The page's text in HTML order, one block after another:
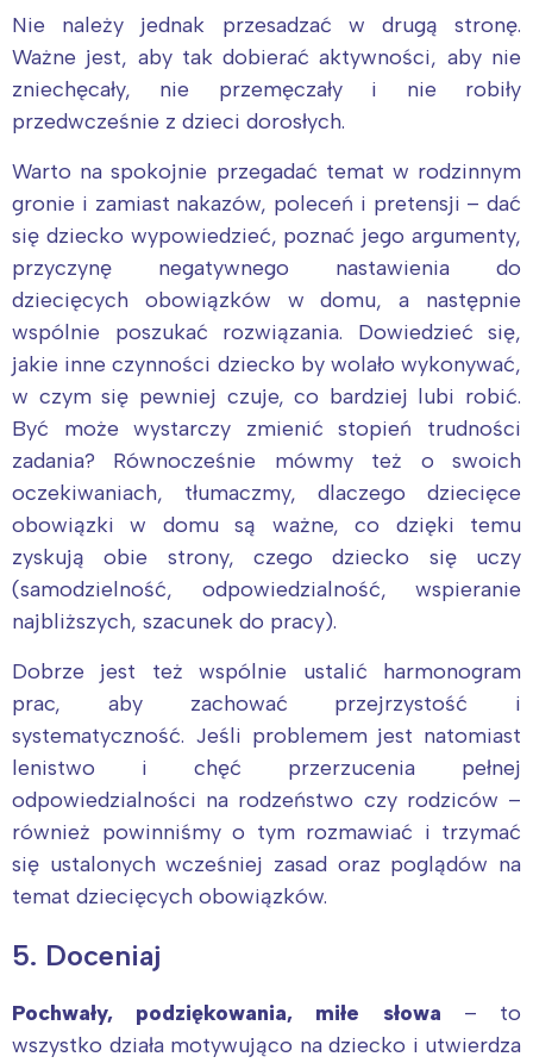
Nie należy jednak przesadzać w drugą stronę.
Ważne jest, aby tak dobierać aktywności, aby nie
zniechęcały, nie przemęczały i nie robiły
przedwcześnie z dzieci dorosłych.
Warto na spokojnie przegadać temat w rodzinnym
gronie i zamiast nakazów, poleceń i pretensji – dać
się dziecko wypowiedzieć, poznać jego argumenty,
przyczynę negatywnego nastawienia do
dziecięcych obowiązków w domu, a następnie
wspólnie poszukać rozwiązania. Dowiedzieć się,
jakie inne czynności dziecko by wolało wykonywać,
w czym się pewniej czuje, co bardziej lubi robić.
Być może wystarczy zmienić stopień trudności
zadania? Równocześnie mówmy też o swoich
oczekiwaniach, tłumaczmy, dlaczego dziecięce
obowiązki w domu są ważne, co dzięki temu
zyskują obie strony, czego dziecko się uczy
(samodzielność, odpowiedzialność, wspieranie
najbliższych, szacunek do pracy).
Dobrze jest też wspólnie ustalić harmonogram
prac, aby zachować przejrzystość i
systematyczność. Jeśli problemem jest natomiast
lenistwo i chęć przerzucenia pełnej
odpowiedzialności na rodzeństwo czy rodziców –
również powinniśmy o tym rozmawiać i trzymać
się ustalonych wcześniej zasad oraz poglądów na
temat dziecięcych obowiązków.
5. Doceniaj
Pochwały, podziękowania, miłe słowa – to
wszystko działa motywująco na dziecko i utwierdza
Interesują mnie wydarzenia z
tego regionu:
Warszawa
Łódź
Trójmiasto
Poznań
Wrocław
Śląsk
Kraków
Wszystkie